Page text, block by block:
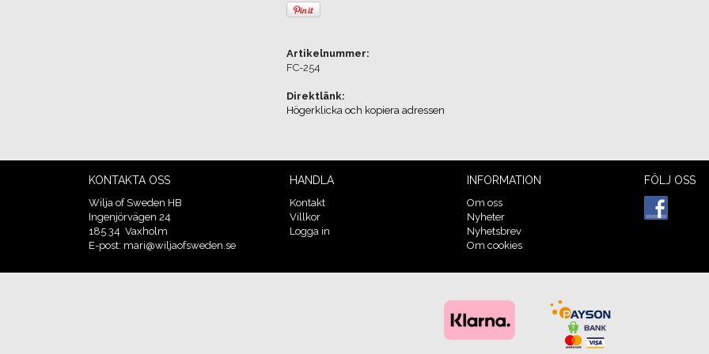
Artikelnummer:
FC-254
Direktlänk:
Högerklicka och kopiera adressen
KONTAKTA OSS
Wilja of Sweden HB
Ingenjörvägen 24
185 34 Vaxholm
E-post: mari@wiljaofsweden.se
HANDLA
Kontakt
Villkor
Logga in
INFORMATION
Om oss
Nyheter
Nyhetsbrev
Om cookies
FÖLJ OSS